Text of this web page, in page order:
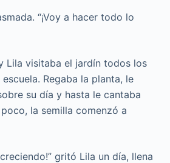
“¡Voy a hacer todo lo
Lila visitaba el jardín todos los
Regaba la planta, le
su día y hasta le cantaba
la semilla comenzó a
creciendo!” gritó Lila un día, llena